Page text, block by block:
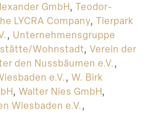
GmbH, Teodor-
LYCRA Company, Tierpark
, Unternehmensgruppe
Wohnstadt, Verein der
den Nussbäumen e.V.,
e.V., W. Birk
, Walter Nies GmbH,
Wiesbaden e.V.,